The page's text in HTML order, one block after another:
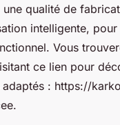
qualité de
intelligente,
Vous
ce lien pour
adaptés : https://